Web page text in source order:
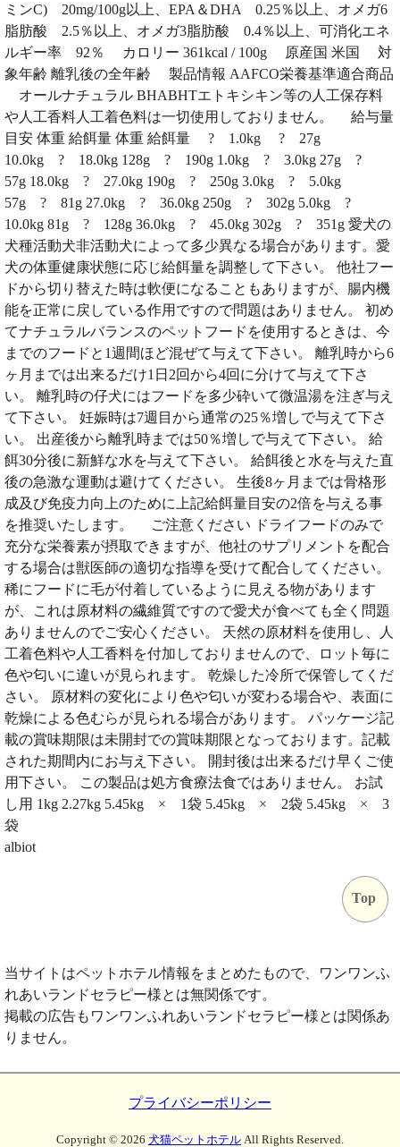
ミンC) 20mg/100g以上、EPA＆DHA 0.25％以上、オメガ6
脂肪酸 2.5％以上、オメガ3脂肪酸 0.4％以上、可消化エネ
ルギー率 92％ カロリー 361kcal / 100g 原産国 米国 対
象年齢 離乳後の全年齢 製品情報 AAFCO栄養基準適合商品
オールナチュラル BHABHTエトキシキン等の人工保存料
や人工香料人工着色料は一切使用しておりません。 給与量
目安 体重 給餌量 体重 給餌量 ? 1.0kg ? 27g
10.0kg ? 18.0kg 128g ? 190g 1.0kg ? 3.0kg 27g ?
57g 18.0kg ? 27.0kg 190g ? 250g 3.0kg ? 5.0kg
57g ? 81g 27.0kg ? 36.0kg 250g ? 302g 5.0kg ?
10.0kg 81g ? 128g 36.0kg ? 45.0kg 302g ? 351g 愛犬の
犬種活動犬非活動犬によって多少異なる場合があります。愛
犬の体重健康状態に応じ給餌量を調整して下さい。 他社フー
ドから切り替えた時は軟便になることもありますが、腸内機
能を正常に戻している作用ですので問題はありません。 初め
てナチュラルバランスのペットフードを使用するときは、今
までのフードと1週間ほど混ぜて与えて下さい。 離乳時から6
ヶ月までは出来るだけ1日2回から4回に分けて与えて下さ
い。 離乳時の仔犬にはフードを多少砕いて微温湯を注ぎ与え
て下さい。 妊娠時は7週目から通常の25％増しで与えて下さ
い。 出産後から離乳時までは50％増しで与えて下さい。 給
餌30分後に新鮮な水を与えて下さい。 給餌後と水を与えた直
後の急激な運動は避けてください。 生後8ヶ月までは骨格形
成及び免疫力向上のために上記給餌量目安の2倍を与える事
を推奨いたします。 ご注意ください ドライフードのみで
充分な栄養素が摂取できますが、他社のサプリメントを配合
する場合は獣医師の適切な指導を受けて配合してください。
稀にフードに毛が付着しているように見える物があります
が、これは原材料の繊維質ですので愛犬が食べても全く問題
ありませんのでご安心ください。 天然の原材料を使用し、人
工着色料や人工香料を付加しておりませんので、ロット毎に
色や匂いに違いが見られます。 乾燥した冷所で保管してくだ
さい。 原材料の変化により色や匂いが変わる場合や、表面に
乾燥による色むらが見られる場合があります。 パッケージ記
載の賞味期限は未開封での賞味期限となっております。記載
された期間内にお与え下さい。 開封後は出来るだけ早くご使
用下さい。 この製品は処方食療法食ではありません。 お試
し用 1kg 2.27kg 5.45kg × 1袋 5.45kg × 2袋 5.45kg × 3
袋
albiot
Top
当サイトはペットホテル情報をまとめたもので、ワンワンふ
れあいランドセラピー様とは無関係です。
掲載の広告もワンワンふれあいランドセラピー様とは関係あ
りません。
プライバシーポリシー
Copyright © 2026 犬猫ペットホテル All Rights Reserved.